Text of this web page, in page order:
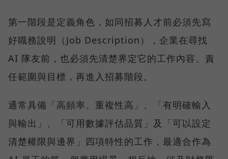
第一階段是定義角色，如同招募人才前必須先寫
好職務說明（Job Description），企業在尋找
AI 隊友前，也必須先清楚界定它的工作內容、責
任範圍與目標，再進入招募階段。
通常具備「高頻率、重複性高」、「有明確輸入
與輸出」、「可用數據評估品質」及「可以設定
清楚權限與邊界」四項特性的工作，最適合作為